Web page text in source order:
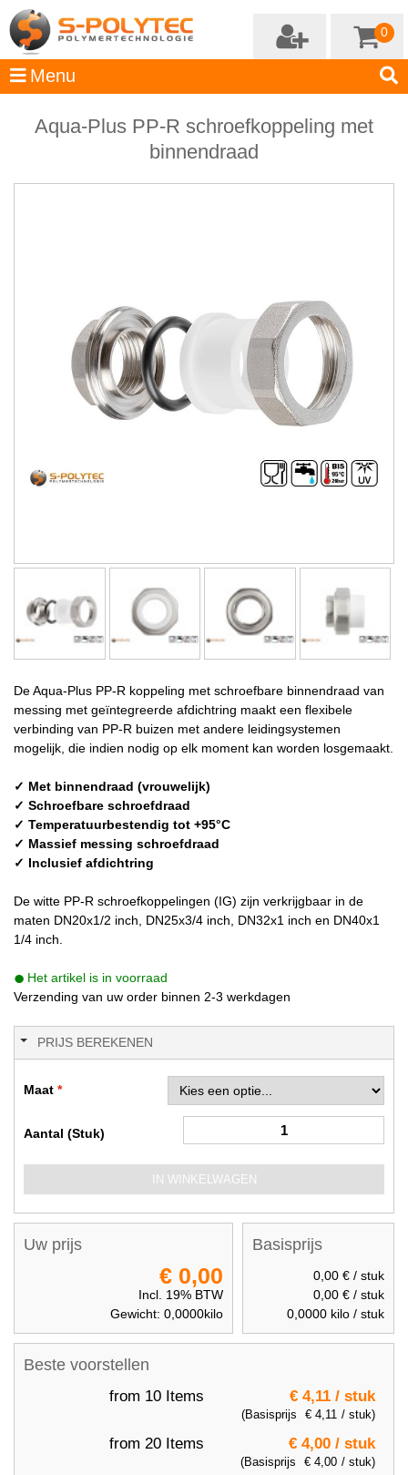
0
Aqua-Plus PP-R schroefkoppeling met
binnendraad
De Aqua-Plus PP-R koppeling met schroefbare binnendraad van
messing met geïntegreerde afdichtring maakt een flexibele
verbinding van PP-R buizen met andere leidingsystemen
mogelijk, die indien nodig op elk moment kan worden losgemaakt.
✓ Met binnendraad (vrouwelijk)
✓ Schroefbare schroefdraad
✓ Temperatuurbestendig tot +95°C
✓ Massief messing schroefdraad
✓ Inclusief afdichtring
De witte PP-R schroefkoppelingen (IG) zijn verkrijgbaar in de
maten DN20x1/2 inch, DN25x3/4 inch, DN32x1 inch en DN40x1
1/4 inch.
Het artikel is in voorraad
Verzending van uw order binnen 2-3 werkdagen
PRIJS BEREKENEN
Maat
Aantal (Stuk)
IN WINKELWAGEN
Beste voorstellen
from 10 Items € 4,11 / stuk
(Basisprijs € 4,11 / stuk)
from 20 Items € 4,00 / stuk
(Basisprijs € 4,00 / stuk)
Basisprijs
0,00 € / stuk
0,00 € / stuk
0,0000 kilo / stuk
Uw prijs
€ 0,00
Incl. 19% BTW
Gewicht: 0,0000kilo